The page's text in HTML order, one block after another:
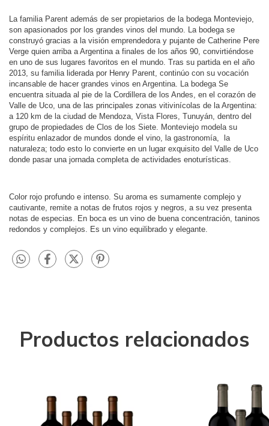
La familia Parent además de ser propietarios de la bodega Monteviejo,
son apasionados por los grandes vinos del mundo. La bodega se
construyó gracias a la visión emprendedora y pujante de Catherine Pere
Verge quien arriba a Argentina a finales de los años 90, convirtiéndose
en uno de sus lugares favoritos en el mundo. Tras su partida en el año
2013, su familia liderada por Henry Parent, continúo con su vocación
incansable de hacer grandes vinos en Argentina. La bodega Se
encuentra situada al pie de la Cordillera de los Andes, en el corazón de
Valle de Uco, una de las principales zonas vitivinícolas de la Argentina:
a 120 km de la ciudad de Mendoza, Vista Flores, Tunuyán, dentro del
grupo de propiedades de Clos de los Siete. Monteviejo modela su
espíritu enlazador de mundos donde el vino, la gastronomía, la
naturaleza; todo esto lo convierte en un lugar exquisito del Valle de Uco
donde pasar una jornada completa de actividades enoturísticas.
Color rojo profundo e intenso. Su aroma es sumamente complejo y
cautivante, remite a notas de frutos rojos y negros, a su vez presenta
notas de especias. En boca es un vino de buena concentración, taninos
redondos y complejos. Es un vino equilibrado y elegante.
Productos relacionados